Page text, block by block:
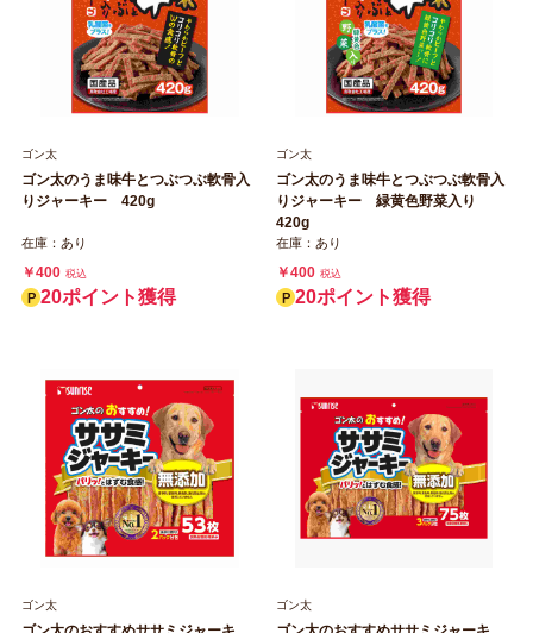
ゴン太
ゴン太のうま味牛とつぶつぶ軟骨入
りジャーキー 420g
在庫：あり
￥400 税込
20ポイント獲得
ゴン太
ゴン太のうま味牛とつぶつぶ軟骨入
りジャーキー 緑黄色野菜入り
420g
在庫：あり
￥400 税込
20ポイント獲得
ゴン太 ゴン太